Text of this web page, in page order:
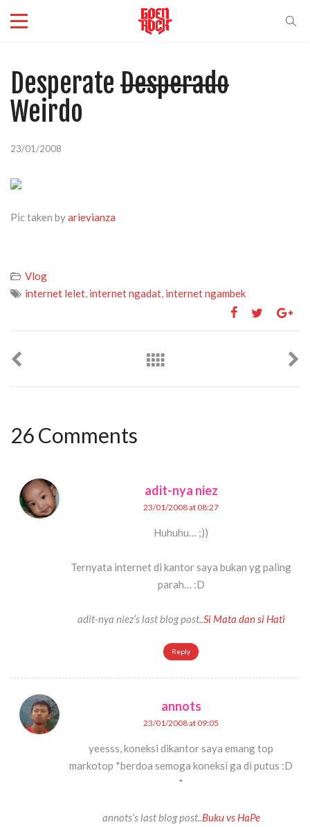
Desperate Desperado
Weirdo
23/01/2008
Pic taken byarievianza
Vlog
internet lelet, internet ngadat, internet ngambek
26 Comments
adit-nya niez
23/01/2008 at 08:27
Huhuhu… ;))
Ternyata internet di kantor saya bukan yg paling
parah… :D
adit-nya niez’s last blog post..Si Mata dan si Hati
Reply
annots
23/01/2008 at 09:05
yeesss, koneksi dikantor saya emang top
markotop *berdoa semoga koneksi ga di putus :D
*
annots’s last blog post..Buku vs HaPe